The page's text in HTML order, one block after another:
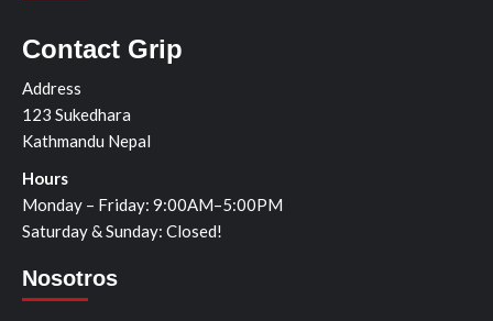
Contact Grip
Address
123 Sukedhara
Kathmandu Nepal
Hours
Monday – Friday: 9:00AM–5:00PM
Saturday & Sunday: Closed!
Nosotros